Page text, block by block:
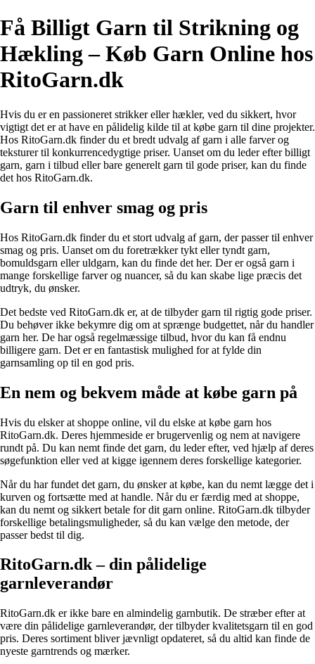
Få Billigt Garn til Strikning og
Hækling – Køb Garn Online hos
RitoGarn.dk
Hvis du er en passioneret strikker eller hækler, ved du sikkert, hvor
vigtigt det er at have en pålidelig kilde til at købe garn til dine projekter.
Hos RitoGarn.dk finder du et bredt udvalg af garn i alle farver og
teksturer til konkurrencedygtige priser. Uanset om du leder efter billigt
garn, garn i tilbud eller bare generelt garn til gode priser, kan du finde
det hos RitoGarn.dk.
Garn til enhver smag og pris
Hos RitoGarn.dk finder du et stort udvalg af garn, der passer til enhver
smag og pris. Uanset om du foretrækker tykt eller tyndt garn,
bomuldsgarn eller uldgarn, kan du finde det her. Der er også garn i
mange forskellige farver og nuancer, så du kan skabe lige præcis det
udtryk, du ønsker.
Det bedste ved RitoGarn.dk er, at de tilbyder garn til rigtig gode priser.
Du behøver ikke bekymre dig om at sprænge budgettet, når du handler
garn her. De har også regelmæssige tilbud, hvor du kan få endnu
billigere garn. Det er en fantastisk mulighed for at fylde din
garnsamling op til en god pris.
En nem og bekvem måde at købe garn på
Hvis du elsker at shoppe online, vil du elske at købe garn hos
RitoGarn.dk. Deres hjemmeside er brugervenlig og nem at navigere
rundt på. Du kan nemt finde det garn, du leder efter, ved hjælp af deres
søgefunktion eller ved at kigge igennem deres forskellige kategorier.
Når du har fundet det garn, du ønsker at købe, kan du nemt lægge det i
kurven og fortsætte med at handle. Når du er færdig med at shoppe,
kan du nemt og sikkert betale for dit garn online. RitoGarn.dk tilbyder
forskellige betalingsmuligheder, så du kan vælge den metode, der
passer bedst til dig.
RitoGarn.dk – din pålidelige
garnleverandør
RitoGarn.dk er ikke bare en almindelig garnbutik. De stræber efter at
være din pålidelige garnleverandør, der tilbyder kvalitetsgarn til en god
pris. Deres sortiment bliver jævnligt opdateret, så du altid kan finde de
nyeste garntrends og mærker.